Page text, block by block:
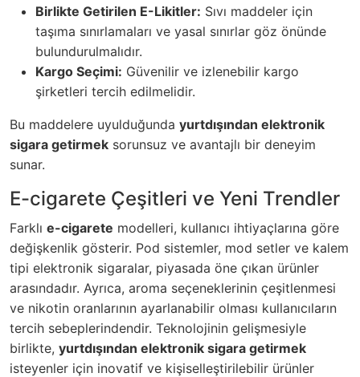
Birlikte Getirilen E-Likitler: Sıvı maddeler için
taşıma sınırlamaları ve yasal sınırlar göz önünde
bulundurulmalıdır.
Kargo Seçimi: Güvenilir ve izlenebilir kargo
şirketleri tercih edilmelidir.
Bu maddelere uyulduğunda yurtdışından elektronik
sigara getirmek sorunsuz ve avantajlı bir deneyim
sunar.
E-cigarete Çeşitleri ve Yeni Trendler
Farklı e-cigarete modelleri, kullanıcı ihtiyaçlarına göre
değişkenlik gösterir. Pod sistemler, mod setler ve kalem
tipi elektronik sigaralar, piyasada öne çıkan ürünler
arasındadır. Ayrıca, aroma seçeneklerinin çeşitlenmesi
ve nikotin oranlarının ayarlanabilir olması kullanıcıların
tercih sebeplerindendir. Teknolojinin gelişmesiyle
birlikte, yurtdışından elektronik sigara getirmek
isteyenler için inovatif ve kişiselleştirilebilir ürünler